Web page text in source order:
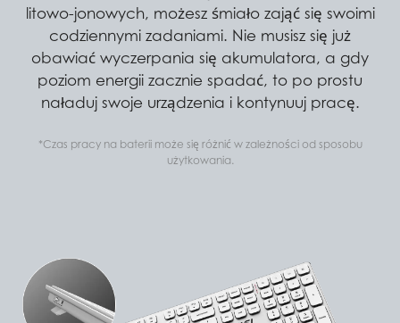
litowo-jonowych, możesz śmiało zająć się swoimi
codziennymi zadaniami. Nie musisz się już
obawiać wyczerpania się akumulatora, a gdy
poziom energii zacznie spadać, to po prostu
naładuj swoje urządzenia i kontynuuj pracę.
*Czas pracy na baterii może się różnić w zależności od sposobu
użytkowania.